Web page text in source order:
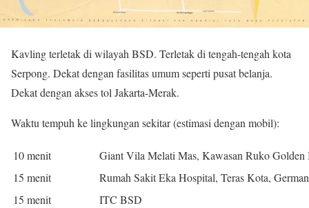
Kavling terletak di wilayah BSD. Terletak di tengah-tengah kota
Serpong. Dekat dengan fasilitas umum seperti pusat belanja.
Dekat dengan akses tol Jakarta-Merak.
Waktu tempuh ke lingkungan sekitar (estimasi dengan mobil):
10 menit
Giant Vila Melati Mas, Kawasan Ruko
15 menit
Rumah Sakit Eka Hospital, Teras Kota,
15 menit
ITC BSD